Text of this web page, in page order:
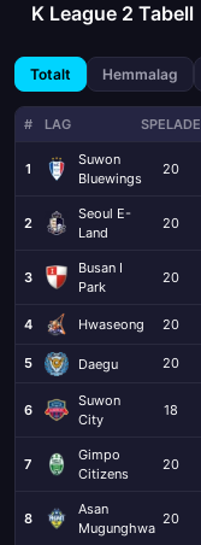
K League 2 Tabell
Totalt Hemmalag
# LAG SPELADE
1
Suwon
Bluewings
20
2
Seoul E-
Land
20
3
Busan I
Park
20
4 Hwaseong 20
5 Daegu 20
6
Suwon
City
18
7
Gimpo
Citizens
20
8
Asan
Mugunghwa
20